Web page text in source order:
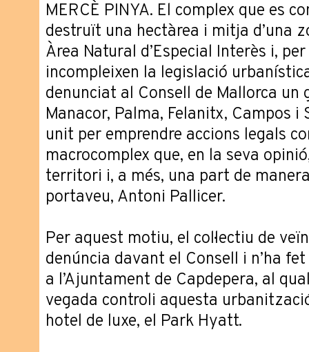
MERCÈ PINYA. El complex que es
destruït una hectàrea i mitja d’una
Àrea Natural d’Especial Interès i,
incompleixen la legislació
denunciat al Consell de Mallorca un
Manacor, Palma, Felanitx, Campos i
unit per emprendre accions legals
macrocomplex que, en la seva
territori i, a més, una part de
portaveu, Antoni Pallicer.
Per aquest motiu, el col·lectiu de
denúncia davant el Consell i n’ha
a l’Ajuntament de Capdepera, al
vegada controli aquesta
hotel de luxe, el Park Hyatt.